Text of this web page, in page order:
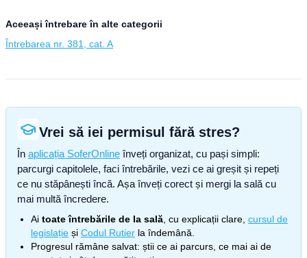
Aceeași întrebare în alte categorii
Întrebarea nr. 381, cat. A
Vrei să iei permisul fără stres?
În aplicația SoferOnline înveți organizat, cu pași simpli:
parcurgi capitolele, faci întrebările, vezi ce ai greșit și repeți
ce nu stăpânești încă. Așa înveți corect și mergi la sală cu
mai multă încredere.
Ai toate întrebările de la sală , cu explicații clare, cursul de
legislație și Codul Rutier la îndemână.
Progresul rămâne salvat: știi ce ai parcurs, ce mai ai de